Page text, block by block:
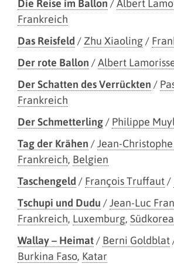
Die Reise im Ballon /Albert
Frankreich
Das Reisfeld / Zhu Xiaoling/
Der rote Ballon /Albert
Der Schatten des Verrückten /
Frankreich
Der Schmetterling/ Philippe
Tag der Krähen /Jean-
Frankreich, Belgien
Taschengeld / François Truffaut/
Tschupi und Dudu /Jean-Luc
Frankreich, Luxemburg, Südkorea
Wallay – Heimat/ Berni Goldblat
Burkina Faso, Katar